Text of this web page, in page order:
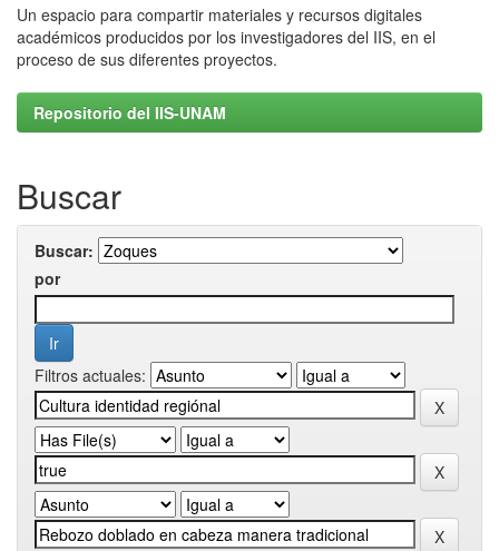
Un espacio para compartir materiales y recursos digitales
académicos producidos por los investigadores del IIS, en el
proceso de sus diferentes proyectos.
Repositorio del IIS-UNAM
Buscar
Buscar:
por
Filtros actuales: